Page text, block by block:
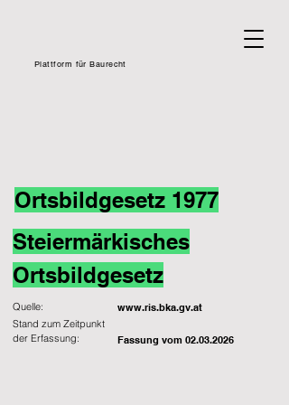
Plattform für Baurecht
Ortsbildgesetz 1977
Steiermärkisches
Ortsbildgesetz
Quelle: www.ris.bka.gv.at
Fassung vom 02.03.2026
Stand zum Zeitpunkt
der Erfassung: